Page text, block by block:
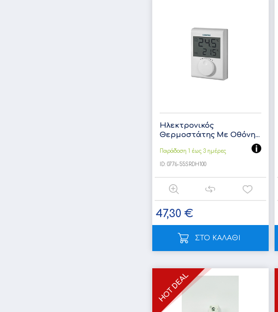
Ηλεκτρονικός
Θερμοστάτης Με Οθόνη...
Παράδοση 1 έως 3 ημέρες
ID:0776-55SRDH100
47,30 €
ΣΤΟ ΚΑΛΑΘΙ